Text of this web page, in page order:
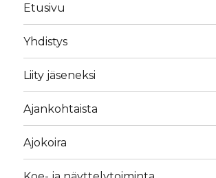
Etusivu
Yhdistys
Liity jäseneksi
Ajankohtaista
Ajokoira